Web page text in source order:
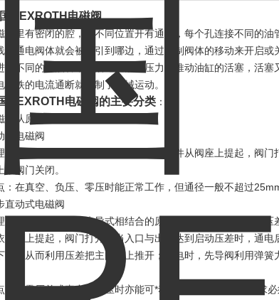
REXROTH电磁阀
阀里有密闭的腔，在不同位置开有通孔，每个孔连接不同的
圈通电阀体就会被吸引到哪边，通过控制阀体的移动来开启
入不同的排油管，然后通过油的压力来推动油缸的活塞，活
磁铁的电流通断就控制了机械运动。
REXROTH电磁阀的主要分类 ：
阀从原理上分为三大类：
式电磁阀
：通电时，电磁线圈产生电磁力把关闭件从阀座上提起，阀
，阀门关闭。
：在真空、负压、零压时能正常工作，但通径一般不超过25mm
直动式电磁阀
：它是一种直动和先导式相结合的原理，当入口与出口没有压
次向上提起，阀门打开。当入口与出口达到启动压差时，通
降，从而利用压差把主阀向上推开；断电时，先导阀利用弹
：在零压差或真空、高压时亦能可*动作，但功率较大，要求必